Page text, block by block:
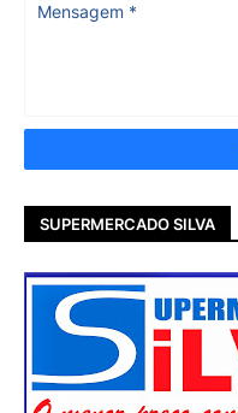
SUPERMERCADO SILVA